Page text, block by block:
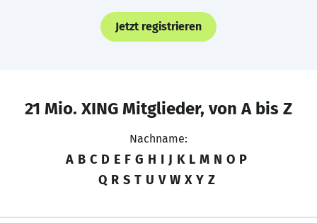
Jetzt registrieren
21 Mio. XING Mitglieder, von A bis Z
Nachname:
A B C D E F G H I J K L M N O P
Q R S T U V W X Y Z